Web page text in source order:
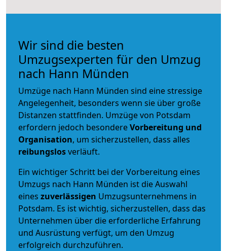
Wir sind die besten
Umzugsexperten für den Umzug
nach Hann Münden
Umzüge nach Hann Münden sind eine stressige
Angelegenheit, besonders wenn sie über große
Distanzen stattfinden. Umzüge von Potsdam
erfordern jedoch besondereVorbereitung und
Organisation, um sicherzustellen, dass alles
reibungslosverläuft.
Ein wichtiger Schritt bei der Vorbereitung eines
Umzugs nach Hann Münden ist die Auswahl
eines zuverlässigen Umzugsunternehmens in
Potsdam. Es ist wichtig, sicherzustellen, dass das
Unternehmen über die erforderliche Erfahrung
und Ausrüstung verfügt, um den Umzug
erfolgreich durchzuführen.